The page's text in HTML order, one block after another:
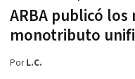
ARBA publicó
monotributo
PorL.C.